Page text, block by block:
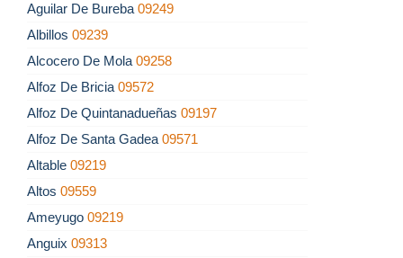
Aguilar De Bureba 09249
Albillos 09239
Alcocero De Mola 09258
Alfoz De Bricia 09572
Alfoz De Quintanadueñas 09197
Alfoz De Santa Gadea 09571
Altable 09219
Altos 09559
Ameyugo 09219
Anguix 09313